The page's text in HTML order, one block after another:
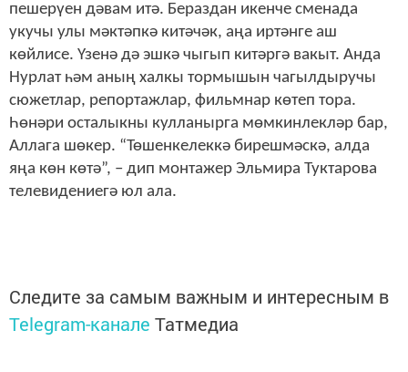
пешерүен дәвам итә. Бераздан икенче сменада
укучы улы мәктәпкә китәчәк, аңа иртәнге аш
көйлисе. Үзенә дә эшкә чыгып китәргә вакыт. Анда
Нурлат һәм аның халкы тормышын чагылдыручы
сюжетлар, репортажлар, фильмнар көтеп тора.
Һөнәри осталыкны кулланырга мөмкинлекләр бар,
Аллага шөкер. “Төшенкелеккә бирешмәскә, алда
яңа көн көтә”, – дип монтажер Эльмира Туктарова
телевидениегә юл ала.
Следите за самым важным и интересным в
Telegram-канале Татмедиа